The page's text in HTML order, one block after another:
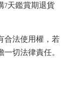
7天鑑賞期退貨
合法使用權，若
切法律責任。